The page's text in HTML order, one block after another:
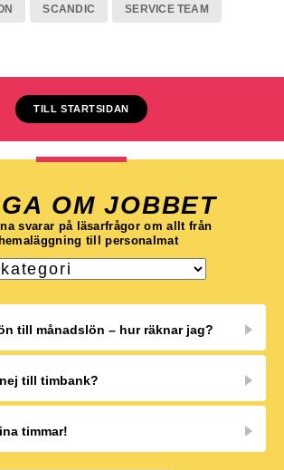
SCANDIC SERVICE TEAM
TILL STARTSIDAN
OM JOBBET
svarar på läsarfrågor om allt från
till personalmat
till månadslön – hur räknar jag?
till timbank?
timmar!